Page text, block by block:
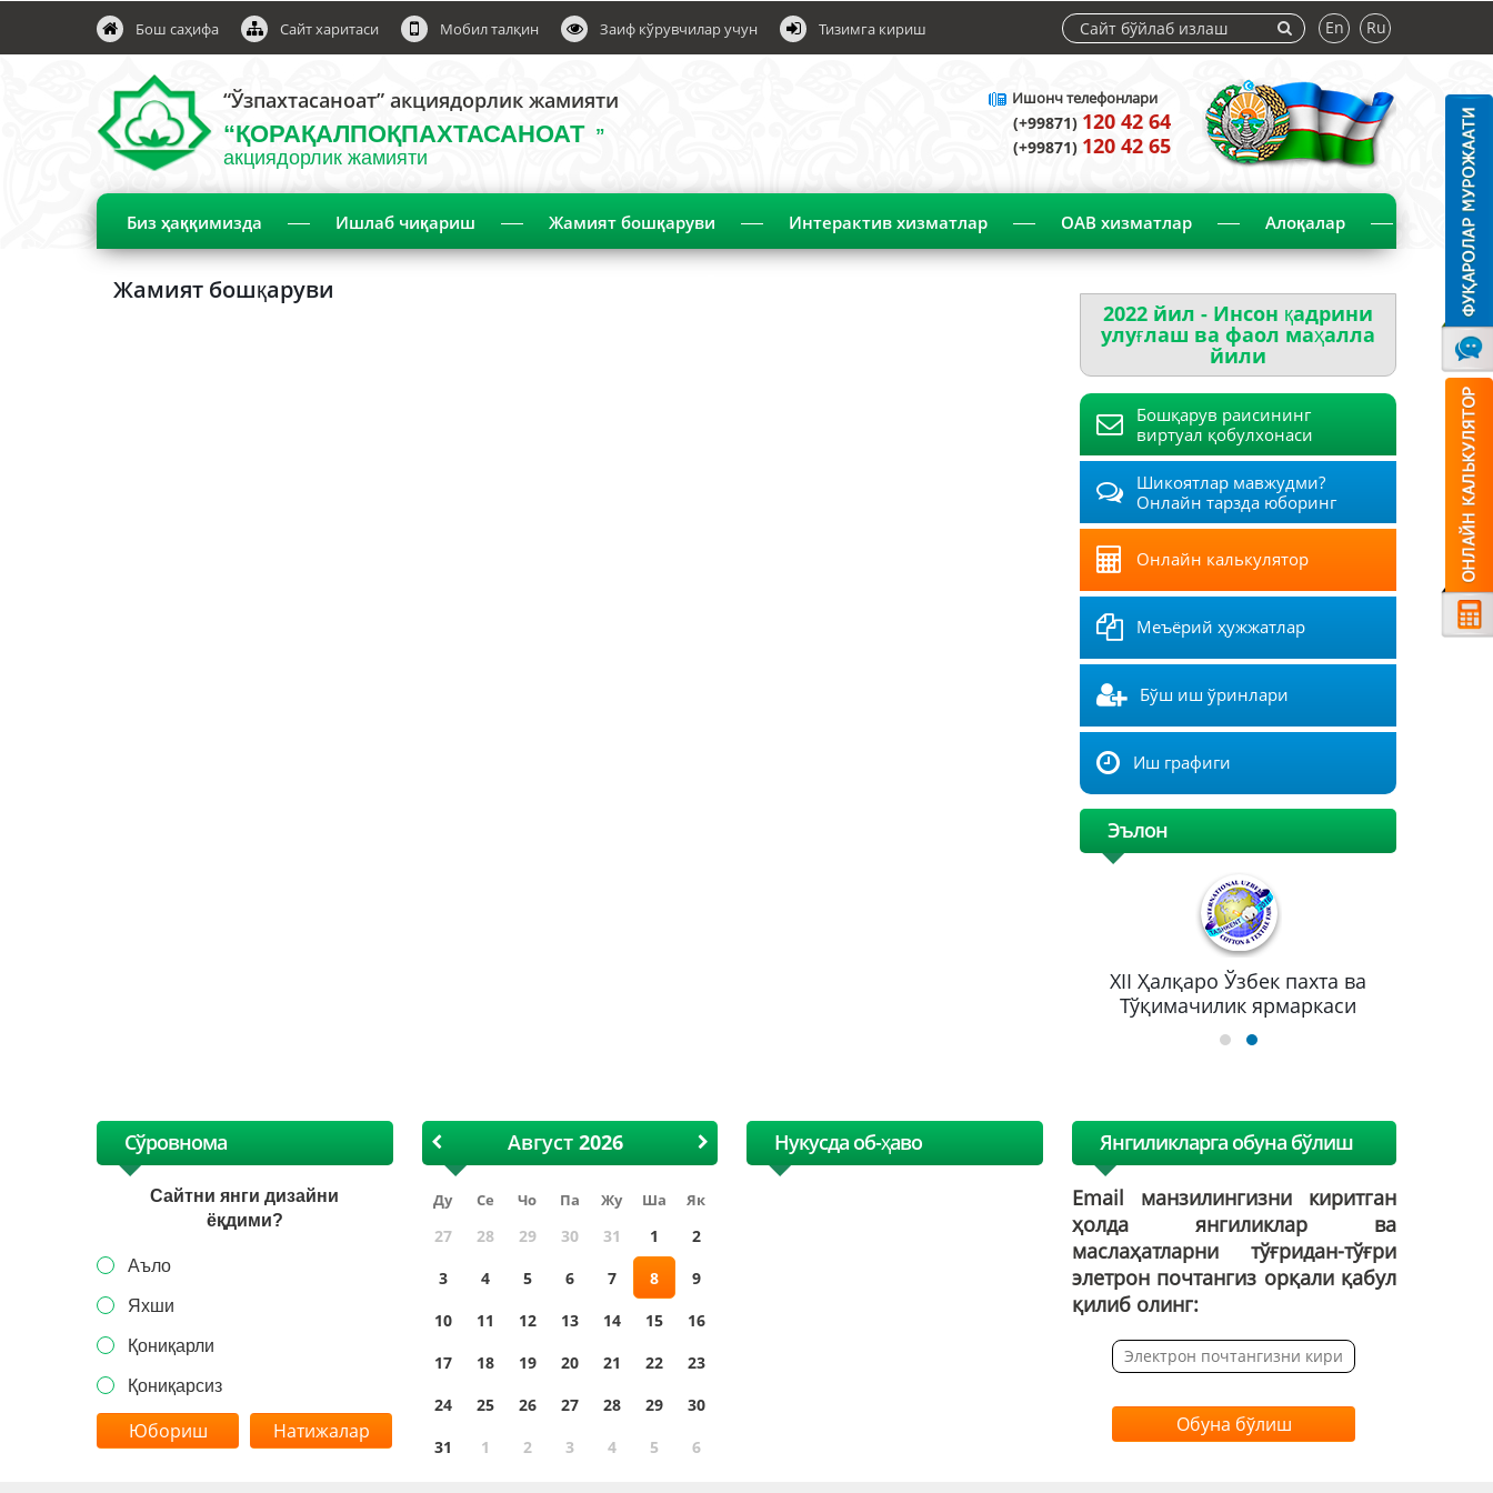
Бош саҳифа Сайт харитаси Мобил талқин Заиф кўрувчилар учун Тизимга кириш En Ru
“Ўзпахтасаноат” акциядорлик жамияти
“ҚОРАҚАЛПОҚПАХТАСАНОАТ ”
акциядорлик жамияти
Ишонч телефонлари
(+99871) 120 42 64
(+99871) 120 42 65
Биз ҳаққимизда Ишлаб чиқариш Жамият бошқаруви Интерактив хизматлар ОАВ хизматлар Алоқалар
Жамият бошқаруви
2022 йил - Инсон қадрини
улуғлаш ва фаол маҳалла
йили
Бошқарув раисининг
виртуал қобулхонаси
Шикоятлар мавжудми?
Онлайн тарзда юборинг
Онлайн калькулятор
Меъёрий ҳужжатлар
Бўш иш ўринлари
Иш графиги
Эълон
XII Ҳалқаро Ўзбек пахта ва
Тўқимачилик ярмаркаси
Сўровнома
Сайтни янги дизайни
ёқдими?
Аъло
Яхши
Қониқарли
Қониқарсиз
Натижалар
Август
Ду Се Чо Па Жу Ша Як
27 28 29 30 31 1
2
3
4 5 6 7 8
9
10
11 12 13 14 15
16
17
18 19 20 21 22
23
24
25 26 27 28 29
30
31
1 2 3 4 5 6
Нукусда об-ҳаво Янгиликларга обуна бўлиш
Email манзилингизни киритган
ҳолда янгиликлар ва
маслаҳатларни тўғридан-тўғри
элетрон почтангиз орқали қабул
қилиб олинг:
Обуна бўлиш